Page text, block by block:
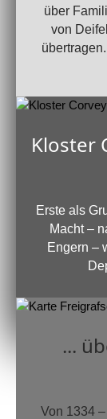
über
von
Kloster
Erste als
Macht –
Engern –
...
Von 1334